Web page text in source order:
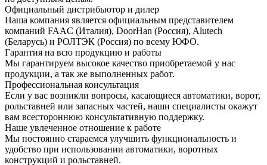
Официальный дистрибьютор и дилер
Наша компания является официальным представителем
компаний FAAC (Италия), DoorHan (Россия), Alutech
(Беларусь) и РОЛТЭК (Россия) по всему ЮФО.
Гарантия на всю продукцию и работы
Мы гарантируем высокое качество приобретаемой у нас
продукции, а так же выполненных работ.
Профессиональная консультация
Если у вас возникли вопросы, касающиеся автоматики, ворот,
рольставней или запасных частей, наши специалисты окажут
вам всестороннюю консультативную поддержку.
Наше увлеченное отношение к работе
Мы постоянно стараемся улучшить функциональность и
удобство при использовании автоматики, воротных
конструкций и рольставней.